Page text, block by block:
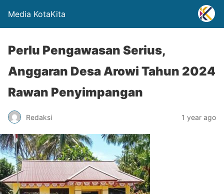
Media KotaKita
Perlu Pengawasan Serius,
Anggaran Desa Arowi Tahun 2024
Rawan Penyimpangan
Redaksi 1 year ago